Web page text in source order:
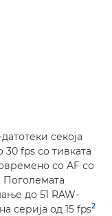
секоја
30 fps со тивката
со AF со
Поголемата
до 51 RAW-
серија од 15 fps2